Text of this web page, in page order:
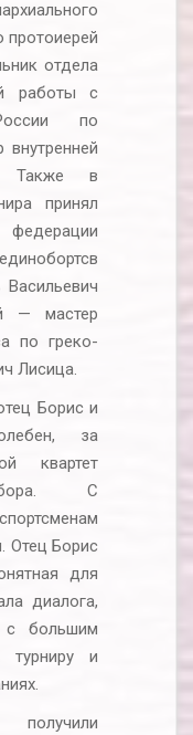
отдела
работы с
по
Также в
принял
— мастер
по греко-
Лисица.
Борис и
за
квартет
С
Отец Борис
для
диалога,
с большим
турниру и
получили